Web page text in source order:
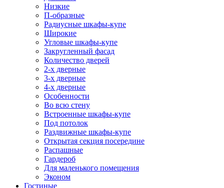
Низкие
П-образные
Радиусные шкафы-купе
Широкие
Угловые шкафы-купе
Закругленный фасад
Количество дверей
2-х дверные
3-х дверные
4-х дверные
Особенности
Во всю стену
Встроенные шкафы-купе
Под потолок
Раздвижные шкафы-купе
Открытая секция посередине
Распашные
Гардероб
Для маленького помещения
Эконом
Гостиные